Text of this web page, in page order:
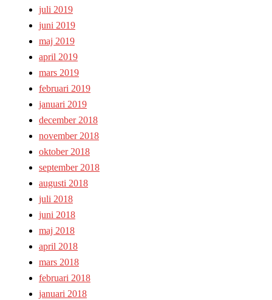
juli 2019
juni 2019
maj 2019
april 2019
mars 2019
februari 2019
januari 2019
december 2018
november 2018
oktober 2018
september 2018
augusti 2018
juli 2018
juni 2018
maj 2018
april 2018
mars 2018
februari 2018
januari 2018